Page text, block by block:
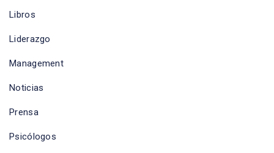
Libros
Liderazgo
Management
Noticias
Prensa
Psicólogos